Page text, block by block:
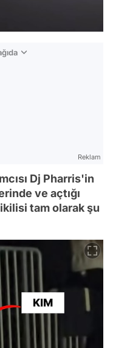
Reklam
Dj Pharris'in
ve açtığı
tam olarak şu